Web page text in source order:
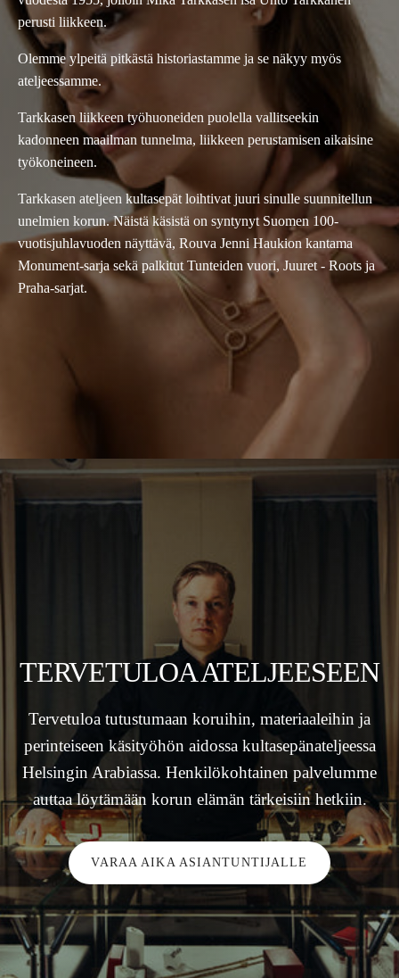
perusti liikkeen.
Olemme ylpeitä pitkästä historiastamme ja se näkyy myös
ateljeessamme.
Tarkkasen liikkeen työhuoneiden puolella vallitseekin
kadonneen maailman tunnelma, liikkeen perustamisen aikaisine
työkoneineen.
Tarkkasen ateljeen kultasepät loihtivat juuri sinulle suunnitellun
unelmien korun. Näistä käsistä on syntynyt Suomen 100-
vuotisjuhlavuoden näyttävä, Rouva Jenni Haukion kantama
Monument-sarja sekä palkitut Tunteiden vuori, Juuret - Roots ja
Praha-sarjat.
TERVETULOA ATELJEESEEN
Tervetuloa tutustumaan koruihin, materiaaleihin ja
perinteiseen käsityöhön aidossa kultasepänateljeessa
Helsingin Arabiassa. Henkilökohtainen palvelumme
auttaa löytämään korun elämän tärkeisiin hetkiin.
VARAA AIKA ASIANTUNTIJALLE